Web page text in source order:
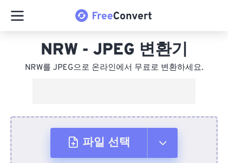
NRW - JPEG 변환기
NRW를 JPEG으로 온라인에서 무료로 변환하세요.
파일 선택